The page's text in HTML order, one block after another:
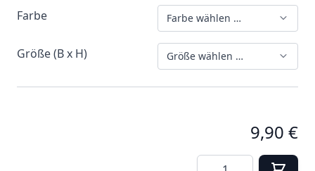
Farbe Farbe wählen …
Größe (B x H) Größe wählen …
9,90 €
Menge